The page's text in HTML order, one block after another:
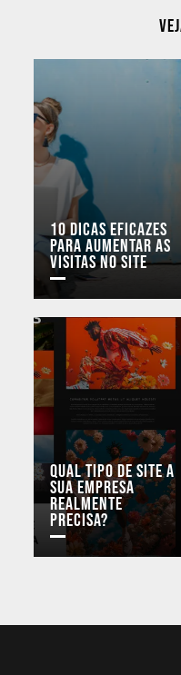
10 dicas eficazes
para aumentar as
visitas no site
Qual tipo de site a
sua empresa
realmente
precisa?